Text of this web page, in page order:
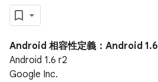
Android 相容性定義：Android 1.6
Android 1.6 r2
Google Inc.